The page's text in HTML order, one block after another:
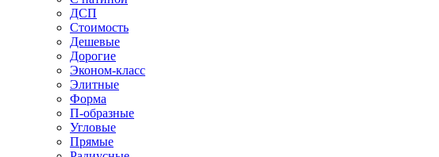
ДСП
Стоимость
Дешевые
Дорогие
Эконом-класс
Элитные
Форма
П-образные
Угловые
Прямые